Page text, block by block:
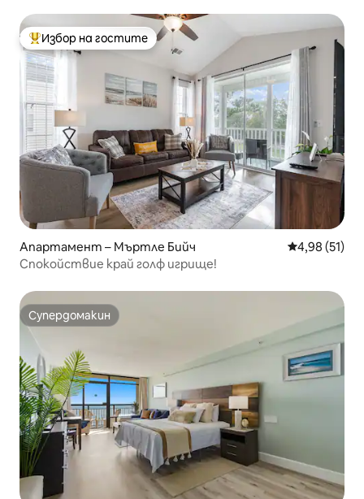
Най-популярен избор на гостите
Избор на гостите
Апартамент – Мъртле Бийч Средна
4,98 (51)
Спокойствие край голф игрище!
Супердомакин
Супердомакин